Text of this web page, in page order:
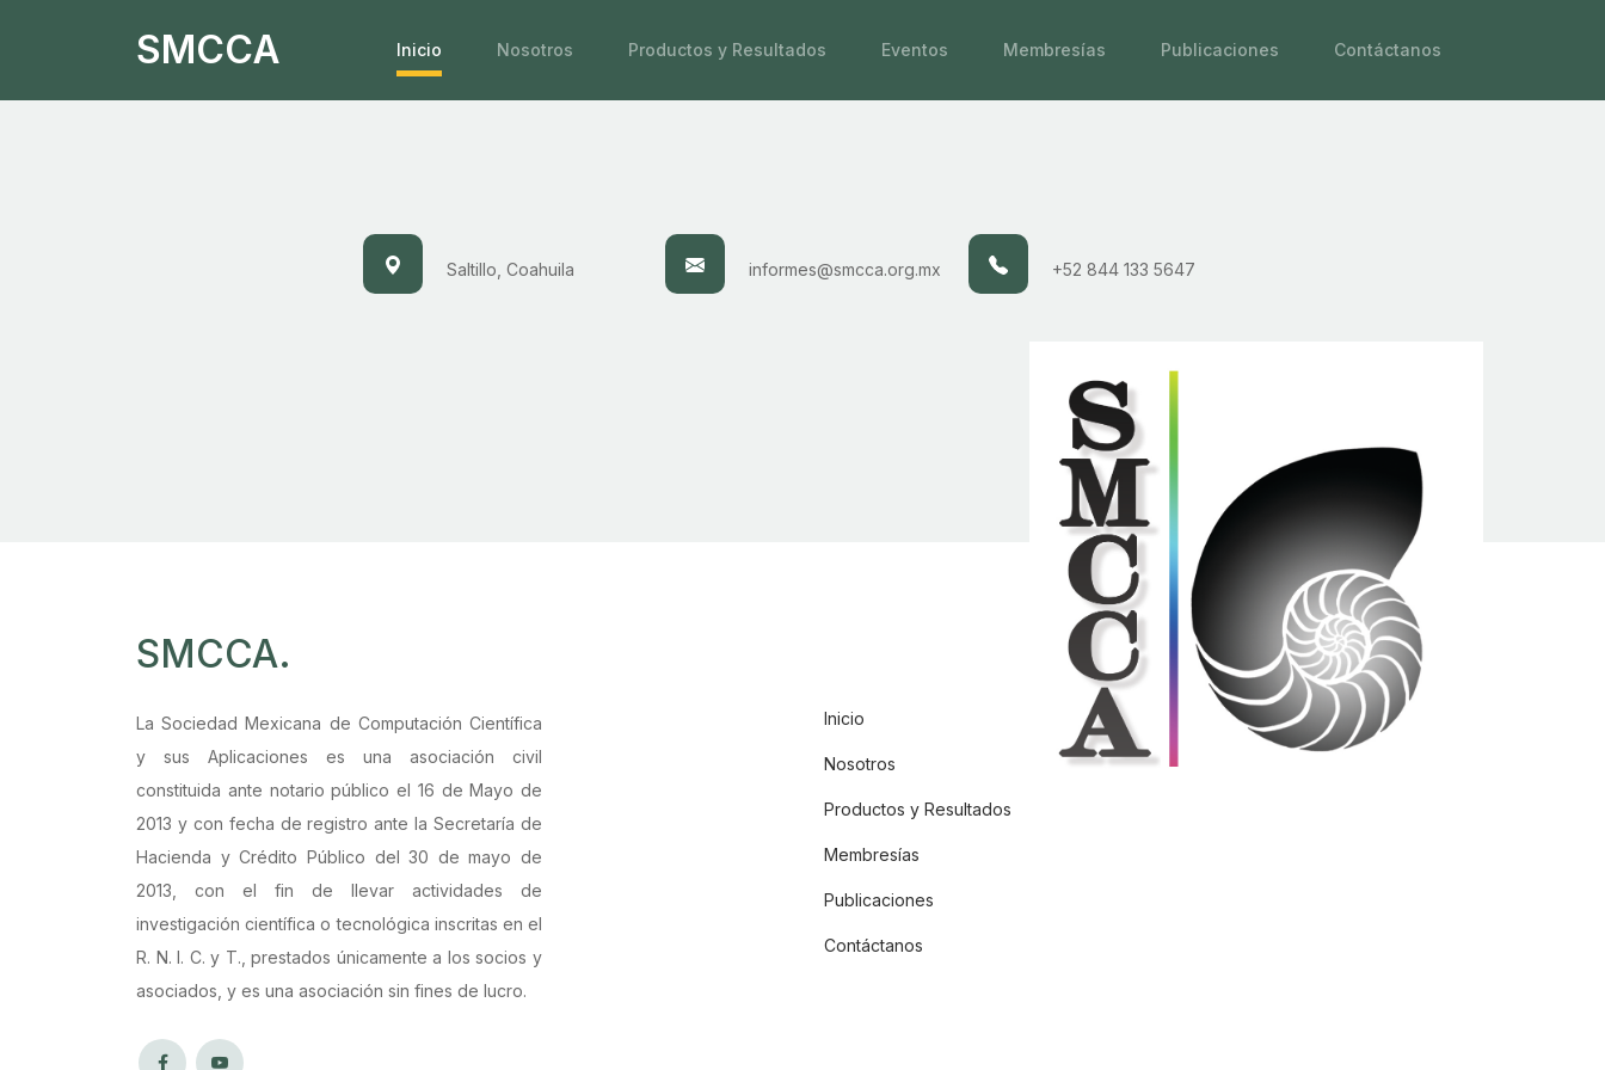
SMCCA Inicio Nosotros Productos y Resultados Eventos Membresías Publicaciones Contáctanos
Saltillo, Coahuila informes@smcca.org.mx +52 844 133 5647
SMCCA.
La Sociedad Mexicana de Computación Científica
y sus Aplicaciones es una asociación civil
constituida ante notario público el 16 de Mayo de
2013 y con fecha de registro ante la Secretaría de
Hacienda y Crédito Público del 30 de mayo de
2013, con el fin de llevar actividades de
investigación científica o tecnológica inscritas en el
R. N. I. C. y T., prestados únicamente a los socios y
asociados, y es una asociación sin fines de lucro.
Inicio
Nosotros
Productos y Resultados
Membresías
Publicaciones
Contáctanos